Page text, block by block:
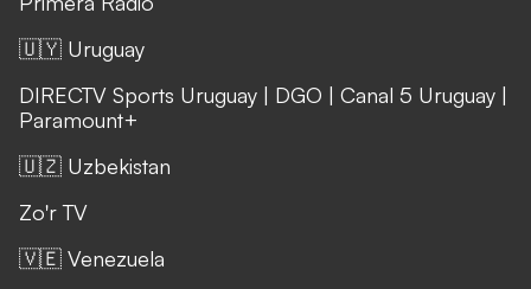
🇺🇾 Uruguay
DIRECTV Sports Uruguay | DGO | Canal 5 Uruguay |
Paramount+
🇺🇿 Uzbekistan
Zo'r TV
🇻🇪 Venezuela